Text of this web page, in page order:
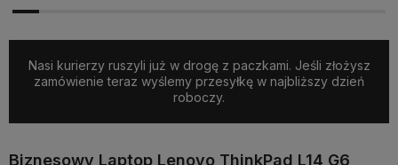
Nasi kurierzy ruszyli już w drogę z paczkami. Jeśli złożysz
zamówienie teraz wyślemy przesyłkę w najbliższy dzień
roboczy.
Biznesowy Laptop Lenovo ThinkPad L14 G6